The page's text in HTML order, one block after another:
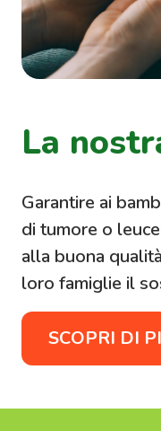
La
Garantire ai
di tumore o
alla buona
loro famiglie il
SCOPRI DI